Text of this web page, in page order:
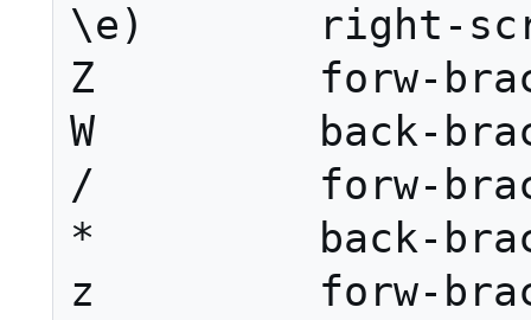
\e)       right-
Z         forw-
W         back-
/         forw-
*         back-
z         forw-